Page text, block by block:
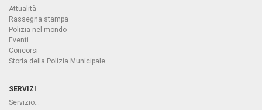
Attualità
Rassegna stampa
Polizia nel mondo
Eventi
Concorsi
Storia della Polizia Municipale
SERVIZI
Servizio...